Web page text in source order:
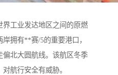
工业发达地区之间的原燃
拥有**赛/5的重要港口，
北大圆航线。该航区冬季
航行安全有威胁。